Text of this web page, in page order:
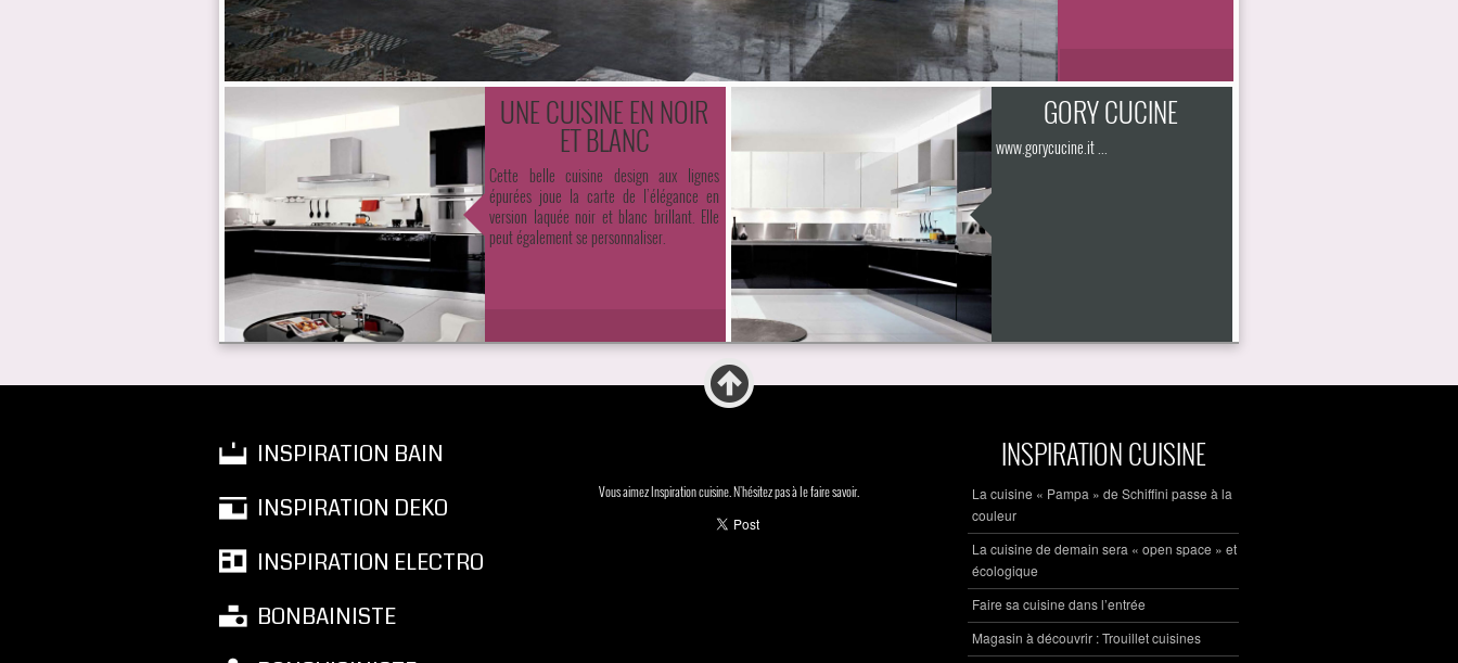
UNE CUISINE EN NOIR
ET BLANC
Cette belle cuisine design aux lignes
épurées joue la carte de l’élégance en
version laquée noir et blanc brillant. Elle
peut également se personnaliser.
GORY CUCINE
www.gorycucine.it ...
INSPIRATION BAIN
INSPIRATION DEKO
INSPIRATION ELECTRO
BONBAINISTE
Vous aimez Inspiration cuisine. N'hésitez pas à le faire savoir.
INSPIRATION CUISINE
La cuisine « Pampa » de Schiffini passe à la
couleur
La cuisine de demain sera « open space » et
écologique
Faire sa cuisine dans l’entrée
Magasin à découvrir : Trouillet cuisines